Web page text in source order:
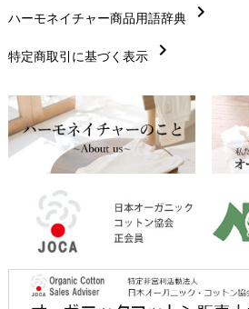
レビューを書こうchevron_right
返品交換chevron_right
FAXでのご注文 chevron_right
お問い合わせchevron_right
ハーモネイチャー商品用語辞典 chevron_right
特定商取引に基づく表示 chevron_right